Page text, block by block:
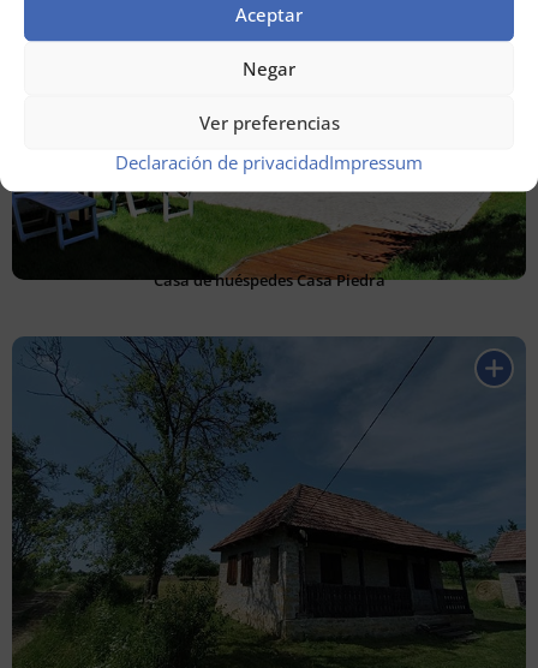
Aceptar
Negar
Ver preferencias
Declaración de privacidadImpressum
Casa de huéspedes Casa Piedra